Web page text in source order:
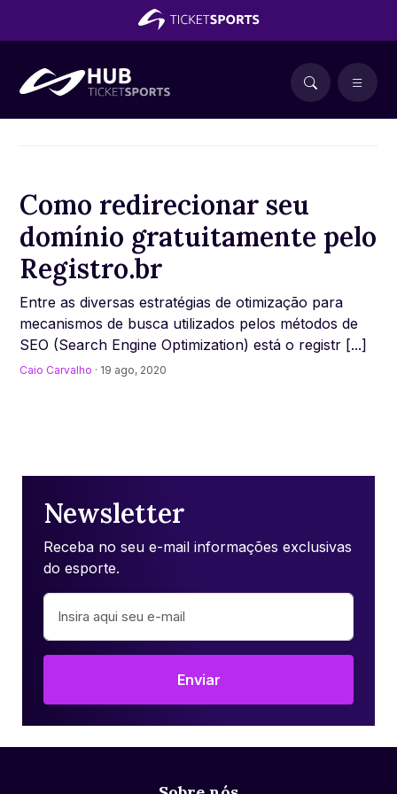
Como redirecionar seu
domínio gratuitamente pelo
Registro.br
Entre as diversas estratégias de otimização para
mecanismos de busca utilizados pelos métodos de
SEO (Search Engine Optimization) está o registr [...]
Caio Carvalho · 19 ago, 2020
Newsletter
Receba no seu e-mail informações exclusivas
do esporte.
Enviar